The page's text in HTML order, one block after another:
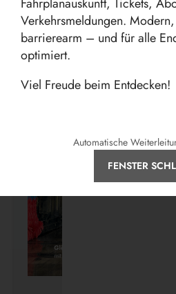
Verkehrsmeldungen.
barrierearm – und für alle
optimiert.
Viel Freude beim Entdecken!
FENSTER
Automatische